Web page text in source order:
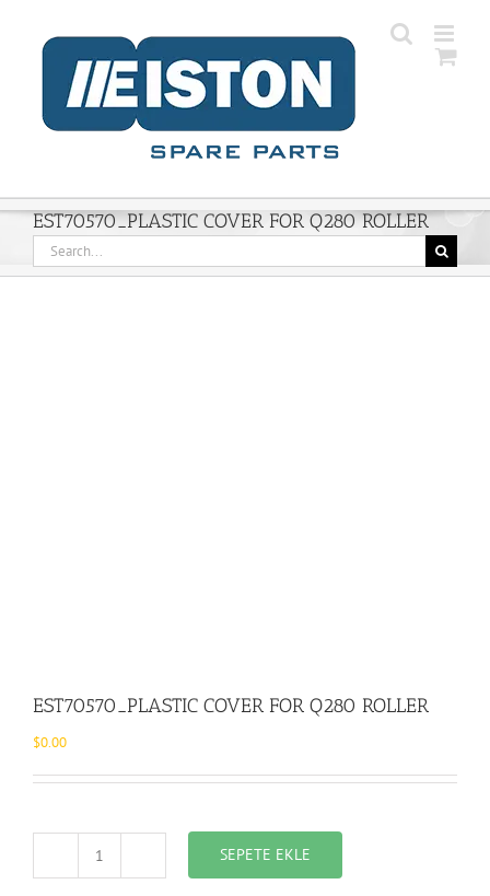
content
EST70570_PLASTIC COVER FOR Q280 ROLLER
Search
for:
EST70570_PLASTIC COVER FOR Q280 ROLLER
$0.00
EST70570_PLASTIC
COVER
SEPETE EKLE